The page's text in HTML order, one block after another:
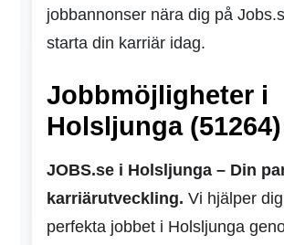
jobbannonser nära dig på
starta din karriär idag.
Jobbmöjligheter i
Holsljunga (51264)
JOBS.se i Holsljunga – Din
karriärutveckling. Vi hjälper
perfekta jobbet i Holsljunga